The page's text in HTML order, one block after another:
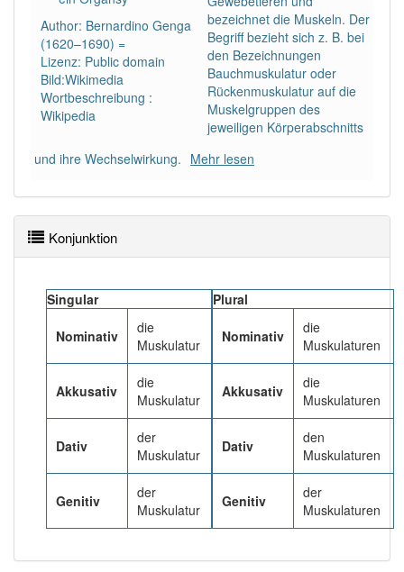
Wörter mit Endung -muskulaturaber mit einem
anderen Artikeldie: 0
87% unserer Spielapp-Nutzer haben den Artikel
korrekt erraten.
Author: Bernardino Genga
(1620–1690) =
Lizenz: Public domain
Bild:Wikimedia
Wortbeschreibung :
Wikipedia
bezeichnet die Muskeln. Der
Begriff bezieht sich z. B. bei
den Bezeichnungen
Bauchmuskulatur oder
Rückenmuskulatur auf die
Muskelgruppen des
jeweiligen Körperabschnitts
und ihre Wechselwirkung. Mehr lesen
Konjunktion
Singular
Nominativ
die
Muskulatur
Akkusativ
die
Muskulatur
Dativ
der
Muskulatur
Genitiv
der
Muskulatur
Plural
Nominativ
die
Muskulaturen
Akkusativ
die
Muskulaturen
Dativ
den
Muskulaturen
Genitiv
der
Muskulaturen